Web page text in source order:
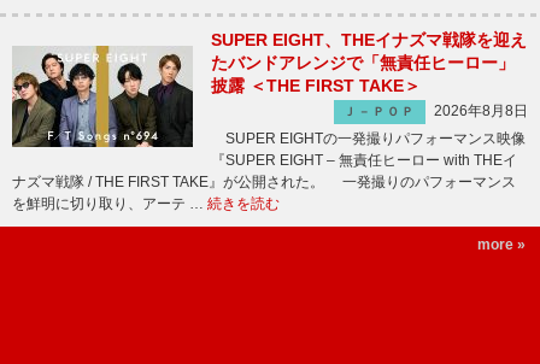
SUPER EIGHT、THEイナズマ戦隊を迎え
たバンドアレンジで「無責任ヒーロー」
披露 ＜THE FIRST TAKE＞
Ｊ－ＰＯＰ
2026年8月8日
SUPER EIGHTの一発撮りパフォーマンス映像
『SUPER EIGHT – 無責任ヒーロー with THEイ
ナズマ戦隊 / THE FIRST TAKE』が公開された。 一発撮りのパフォーマンス
を鮮明に切り取り、アーテ … 続きを読む
more »